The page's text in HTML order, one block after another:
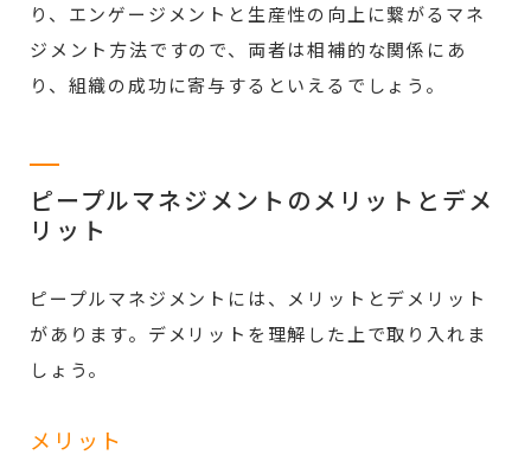
り、エンゲージメントと生産性の向上に繋がるマネ
ジメント方法ですので、両者は相補的な関係にあ
り、組織の成功に寄与するといえるでしょう。
ピープルマネジメントのメリットとデメ
リット
ピープルマネジメントには、メリットとデメリット
があります。デメリットを理解した上で取り入れま
しょう。
メリット